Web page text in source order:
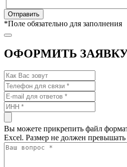
*Поле обязательно для заполнения
ОФОРМИТЬ
Вы можете прикрепить файл
Excel. Размер не должен